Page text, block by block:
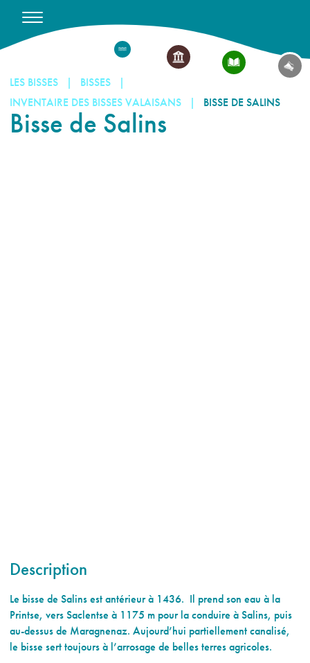
LES BISSES
BISSES
INVENTAIRE DES BISSES VALAISANS
BISSE DE SALINS
Bisse de Salins
Description
Le bisse de Salins est antérieur à 1436. Il prend son eau à la
Printse, vers Saclentse à 1175 m pour la conduire à Salins, puis
au-dessus de Maragnenaz. Aujourd’hui partiellement canalisé,
le bisse sert toujours à l’arrosage de belles terres agricoles.